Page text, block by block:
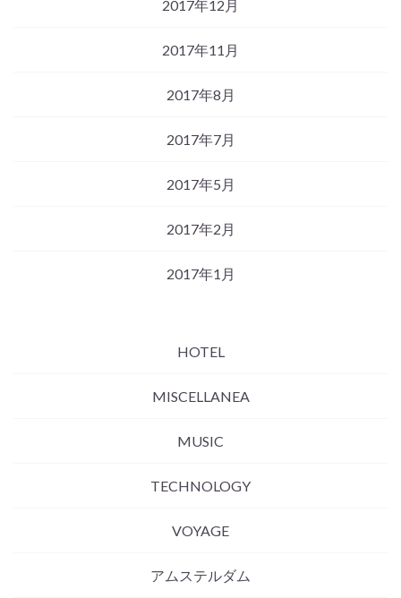
2017年12月
2017年11月
2017年8月
2017年7月
2017年5月
2017年2月
2017年1月
HOTEL
MISCELLANEA
MUSIC
TECHNOLOGY
VOYAGE
アムステルダム